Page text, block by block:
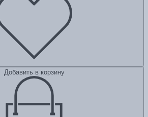
Добавить в корзину